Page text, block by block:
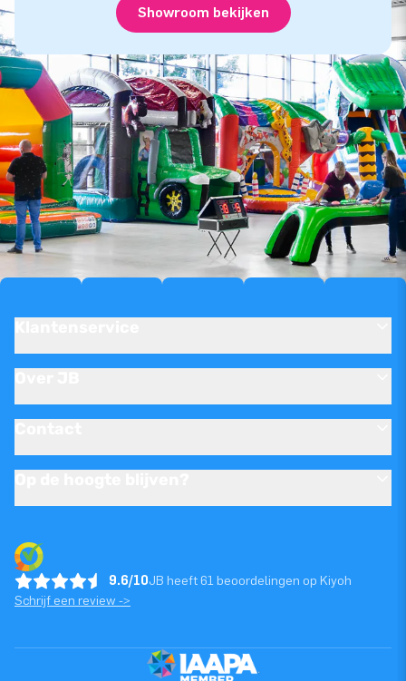
Showroom bekijken
9.6/10JB heeft 61 beoordelingen op Kiyoh
Schrijf een review ->